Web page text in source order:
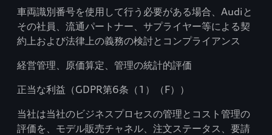
車両識別番号を使用して行う必要がある場合、Audiと
その社員、流通パートナー、サプライヤー等による契
約上および法律上の義務の検討とコンプライアンス
経営管理、原価算定、管理の統計的評価
正当な利益（GDPR第6条（1）（F））
当社は当社のビジネスプロセスの管理とコスト管理の
評価を、モデル販売チャネル、注文ステータス、要請